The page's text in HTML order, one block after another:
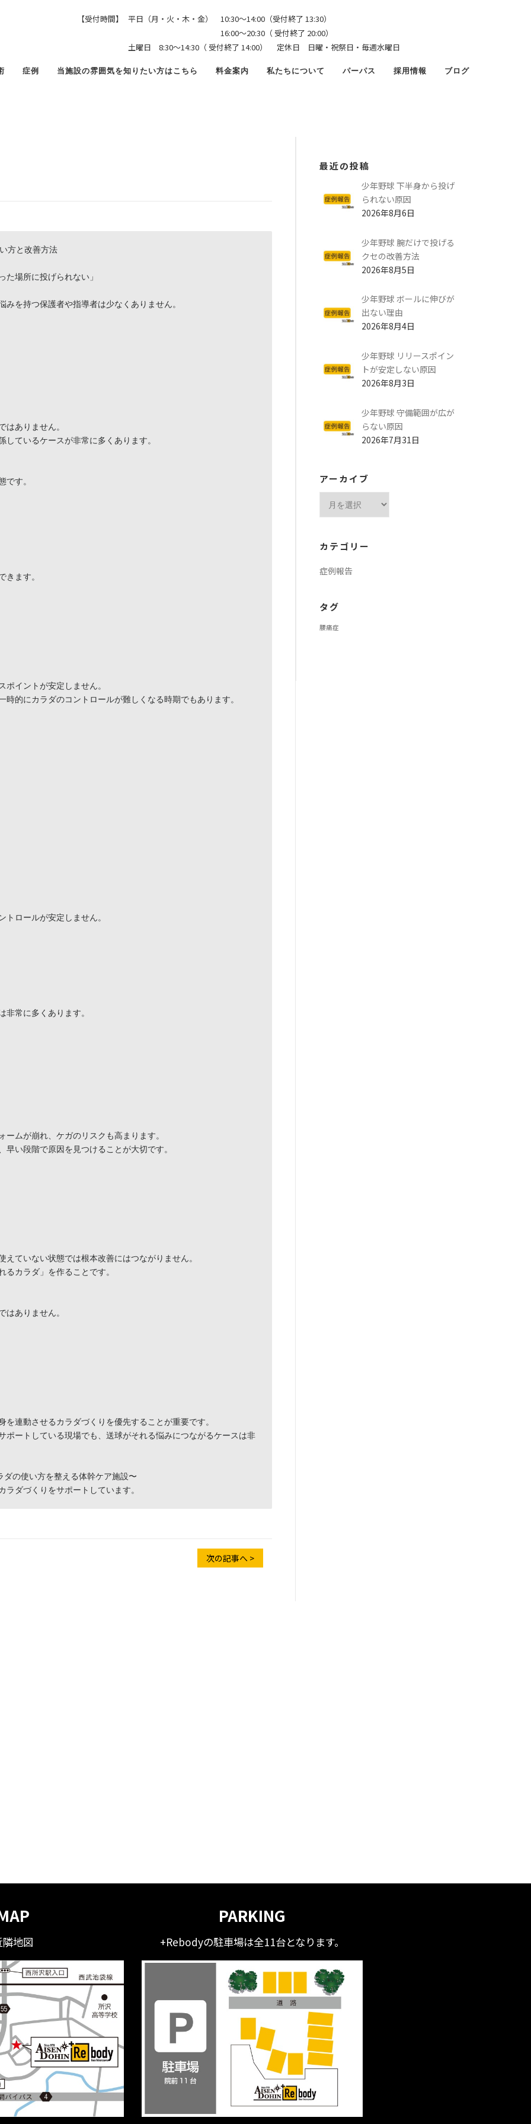
症例 当施設の雰囲気を知りたい方はこちら 料金案内 私たちについて パーパス 採用情報 ブログ
【受付時間】
平日（月・火・木・金） 10:30〜14:00（受付終了 13:30）
16:00〜20:30（ 受付終了 20:00）
土曜日 8:30〜14:30（ 受付終了 14:00） 定休日 日曜・祝祭日・毎週水曜日
野球 送球 それる原因
方と改善方法
場所に投げられない」
を持つ保護者や指導者は少なくありません。
はありません。
ているケースが非常に多くあります。
です。
きます。
イントが安定しません。
的にカラダのコントロールが難しくなる時期でもあります。
ロールが安定しません。
常に多くあります。
ムが崩れ、ケガのリスクも高まります。
い段階で原因を見つけることが大切です。
ていない状態では根本改善にはつながりません。
カラダ」を作ることです。
はありません。
連動させるカラダづくりを優先することが重要です。
ポートしている現場でも、送球がそれる悩みにつながるケースは非
の使い方を整える体幹ケア施設〜
ダづくりをサポートしています。
次の記事へ >
最近の投稿
少年野球 下半身から投げ
られない原因
2026年8月6日
少年野球 腕だけで投げる
クセの改善方法
2026年8月5日
少年野球 ボールに伸びが
出ない理由
2026年8月4日
少年野球 リリースポイン
トが安定しない原因
2026年8月3日
少年野球 守備範囲が広が
らない原因
2026年7月31日
アーカイブ
ブ
カテゴリー
症例報告
タグ
腰痛症
隣地図
PARKING
+Rebodyの駐車場は全11台となります。